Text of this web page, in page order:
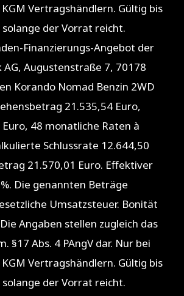
Vertragshändlern. Gültig bis
der Vorrat reicht.
Finanzierungs-Angebot der
AG, Augustenstraße 7, 70178
Korando Nomad Benzin 2WD
21.535,54 Euro,
48 monatliche Raten à
Schlussrate 12.644,50
21.570,01 Euro. Effektiver
Die genannten Beträge
Umsatzsteuer. Bonität
Angaben stellen zugleich das
§17 Abs. 4 PAngV dar. Nur bei
Vertragshändlern. Gültig bis
der Vorrat reicht.